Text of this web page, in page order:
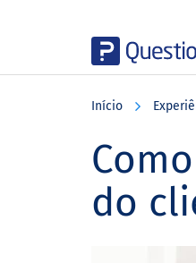
Início
do